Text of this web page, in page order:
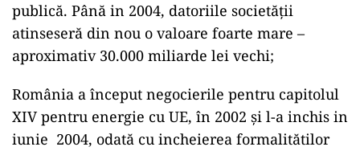
publică. Până in 2004, datoriile societății
atinseseră din nou o valoare foarte mare –
aproximativ 30.000 miliarde lei vechi;
România a început negocierile pentru capitolul
XIV pentru energie cu UE, în 2002 și l-a inchis in
iunie 2004, odată cu incheierea formalitătilor